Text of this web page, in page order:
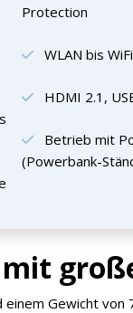
Protection
WLAN bis
HDMI 2.1,
Betrieb mit
(Powerbank-
Gewicht